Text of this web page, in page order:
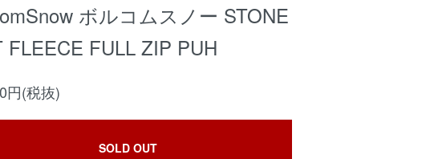
ボルコムスノー STONE
FLEECE FULL ZIP PUH
円(税抜)
SOLD OUT